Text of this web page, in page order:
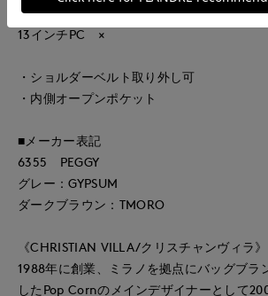
A4サイズ ×
13インチPC ×
・ショルダーベルト取り外し可
・内側オープンポケット
■メーカー表記
6355 PEGGY
グレー：GYPSUM
ダークブラウン：TMORO
《CHRISTIAN VILLA/クリスチャンヴィラ》
1988年に創業、ミラノを拠点にバッグブラ
したPop Cornのメインデザイナーとして